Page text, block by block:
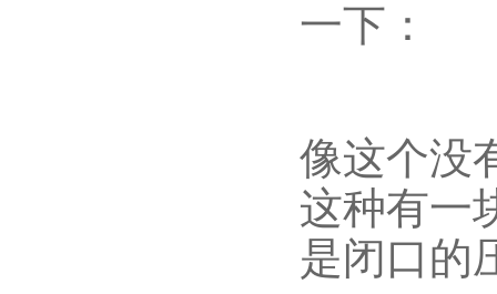
一下：
像这个没
这种有一
是闭口的